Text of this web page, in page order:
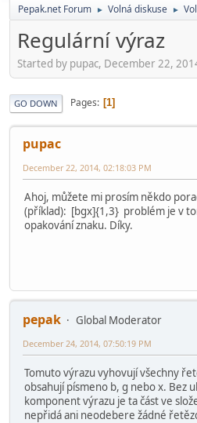
Pepak.net Forum ► Volná diskuse ►
Regulární výraz
Started by pupac, December 22,
GO DOWN Pages 1
pupac
December 22, 2014, 02:18:03 PM
Ahoj, můžete mi prosím někdo
(příklad): [bgx]{1,3} problém je v
opakování znaku. Díky.
pepak
Global Moderator
December 24, 2014, 07:50:19 PM
Tomuto výrazu vyhovují všechny
obsahují písmeno b, g nebo x. Bez
komponent výrazu je ta část ve
nepřidá ani neodebere žádné